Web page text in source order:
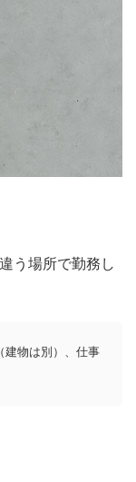
う場所で勤務し
建物は別）、仕事